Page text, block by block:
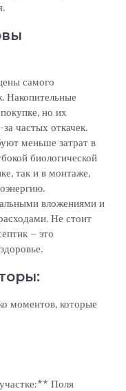
самого
Накопительные
но их
частых откачек.
меньше затрат в
биологической
так и в монтаже,
вложениями и
Не стоит
– это
моментов, которые
Поля